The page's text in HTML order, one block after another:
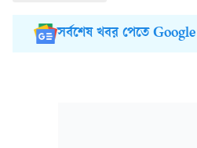
সর্বশেষ খবর পেতে